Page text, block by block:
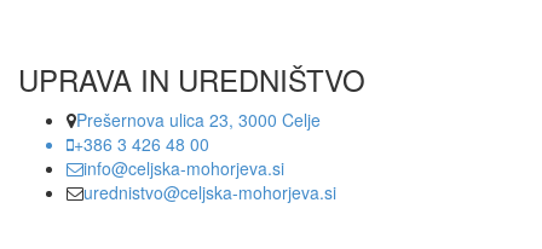
UPRAVA IN UREDNIŠTVO
Prešernova ulica 23, 3000 Celje
+386 3 426 48 00
info@celjska-mohorjeva.si
urednistvo@celjska-mohorjeva.si